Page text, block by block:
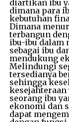
diartikan ibu
dimana para
kebutuhan
Dimana
terbangun
ibu-ibu dalam
sebagai ibu
mendukung
Melindungi
tersedianya
sehingga
kesejahteraan
seorang ibu
ekonomi dan
dapat